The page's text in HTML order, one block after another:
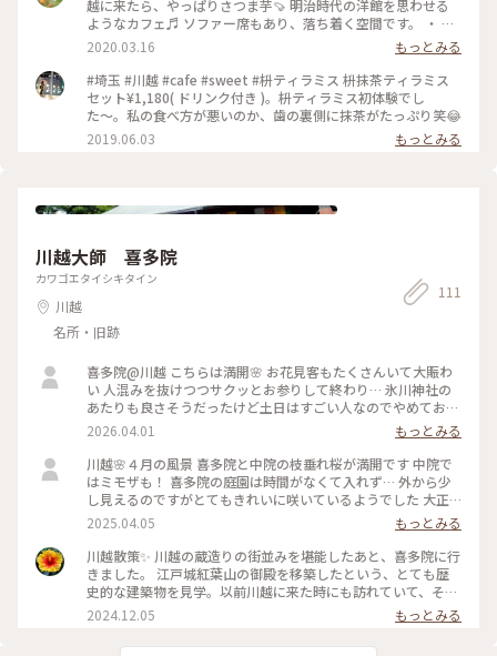
越に来たら、やっぱりさつま芋🍠 明治時代の洋館を思わせる
ようなカフェ♬ ソファー席もあり、落ち着く空間です。 ・ し
っとり焼き上 げ たスイートポテト生 地 の 上 に ゴ マ 風 味 の
ハ チミツム ー ス さ つ ま 芋 と 生 ク リ ー ム で 仕 上 げ た ペ
ーストを絞り 仕上げました‥HPより #川越
2020.03.16
もっとみる
#埼玉 #川越 #cafe #sweet #枡ティラミス 枡抹茶ティラミス
セット¥1,180( ドリンク付き )。枡ティラミス初体験でし
た〜。私の食べ方が悪いのか、歯の裏側に抹茶がたっぷり笑😂
2019.06.03
もっとみる
川越大師 喜多院
カワゴエタイシキタイン
川越
名所・旧跡
111
喜多院@川越 こちらは満開🌸 お花見客もたくさんいて大賑わ
い 人混みを抜けつつサクッとお参りして終わり… 氷川神社の
あたりも良さそうだったけど土日はすごい人なのでやめておき
ました
2026.04.01
もっとみる
川越🌸４月の風景 喜多院と中院の枝垂れ桜が満開です 中院で
はミモザも！ 喜多院の庭園は時間がなくて入れず… 外から少
し見えるのですがとてもきれいに咲いているようでした 大正
通りの鯉のぼりも始まってます🎏🎏
2025.04.05
もっとみる
川越散策✨ 川越の蔵造りの街並みを堪能したあと、喜多院に行
きました。 江戸城紅葉山の御殿を移築したという、とても歴
史的な建築物を見学。以前川越に来た時にも訪れていて、その
ような大変貴重なものが、ここにあるという事に深く感動しま
した。今回も同様です。 また、敷地の中には五百羅漢の石像な
どもあり、ここから美しい紅葉も眺める事ができました。 #川
2024.12.05 もっとみる